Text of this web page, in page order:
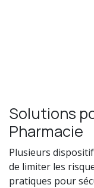
Solutions
Pharmacie
Plusieurs
de limiter les
pratiques pour